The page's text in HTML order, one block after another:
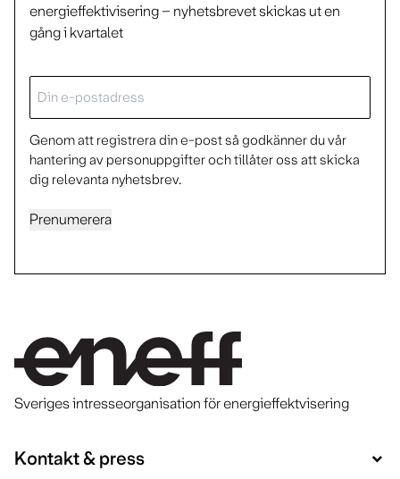
energieffektivisering – nyhetsbrevet skickas ut en
gång i kvartalet
E-
post
Genom att registrera din e-post så godkänner du vår
hantering av personuppgifter och tillåter oss att skicka
dig relevanta nyhetsbrev.
Prenumerera
Sveriges intresseorganisation för energieffektvisering
Kontakt & press